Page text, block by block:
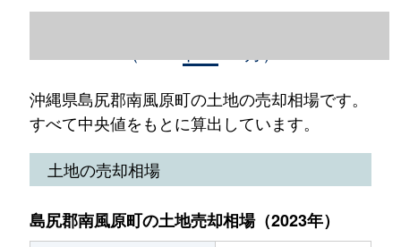
沖縄県島尻郡南風原町の土地の売却相場です。
すべて中央値をもとに算出しています。
土地の売却相場
島尻郡南風原町の土地売却相場（2023年）